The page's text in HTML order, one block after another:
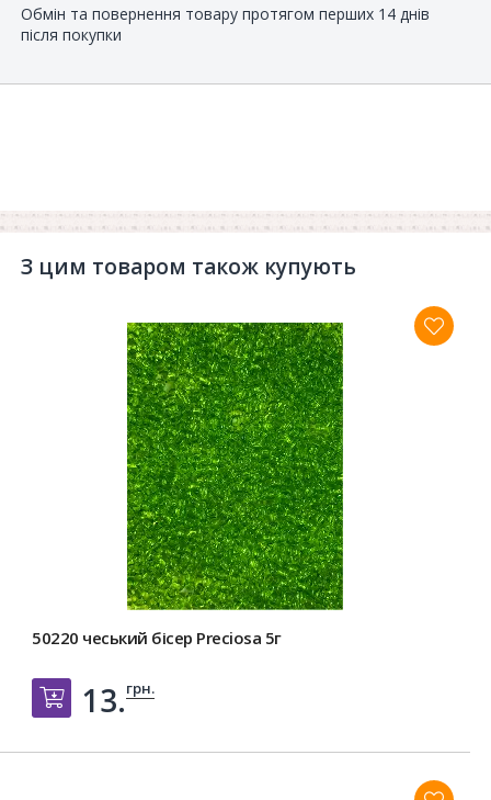
Обмін та повернення товару протягом перших 14 днів
після покупки
З цим товаром також купують
50220 чеський бісер Preciosa 5г
Добавить в корзину
13.грн.